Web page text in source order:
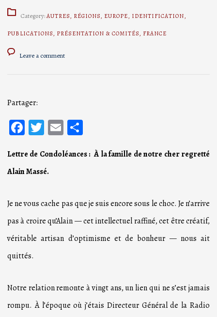
Category:AUTRES, RÉGIONS, EUROPE, IDENTIFICATION,
PUBLICATIONS, PRÉSENTATION & COMITÉS, FRANCE
Leave a comment
Partager:
Facebook
Twitter
Email
Lettre de Condoléances : À la famille de notre cher regretté
Alain Massé.
Je ne vous cache pas que je suis encore sous le choc. Je n’arrive
pas à croire qu’Alain — cet intellectuel raffiné, cet être créatif,
véritable artisan d’optimisme et de bonheur — nous ait
quittés.
Notre relation remonte à vingt ans, un lien qui ne s’est jamais
rompu. À l’époque où j’étais Directeur Général de la Radio